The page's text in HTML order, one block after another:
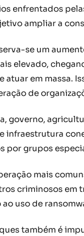
enfrentados
ampliar a
se um
elevado,
atuar em massa.
de
governo,
infraestrutura
por grupos
mais
criminosos
uso de
também é